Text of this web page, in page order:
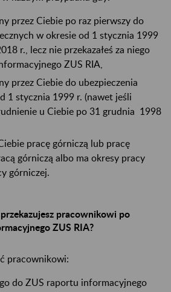
przez Ciebie po raz pierwszy do
w okresie od 1 stycznia 1999
r., lecz nie przekazałeś za niego
ZUS RIA,
przez Ciebie do ubezpieczenia
1 stycznia 1999 r. (nawet jeśli
u Ciebie po 31 grudnia 1998
pracę górniczą lub pracę
górniczą albo ma okresy pracy
górniczej.
pracownikowi po
ZUS RIA?
pracownikowi:
do ZUS raportu informacyjnego